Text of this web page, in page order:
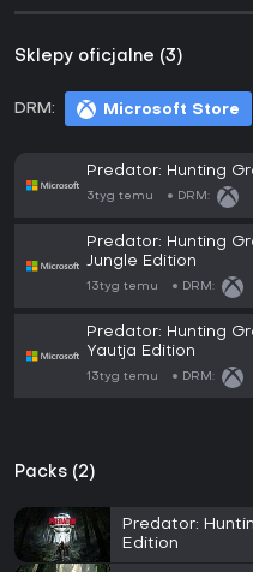
Sklepy oficjalne (3)
DRM: Microsoft Store
Predator: Hunting
3tyg temu DRM:
Predator: Hunting
Jungle Edition
13tyg temu DRM:
Predator: Hunting
Yautja Edition
13tyg temu DRM:
Packs (2)
Predator:
Edition